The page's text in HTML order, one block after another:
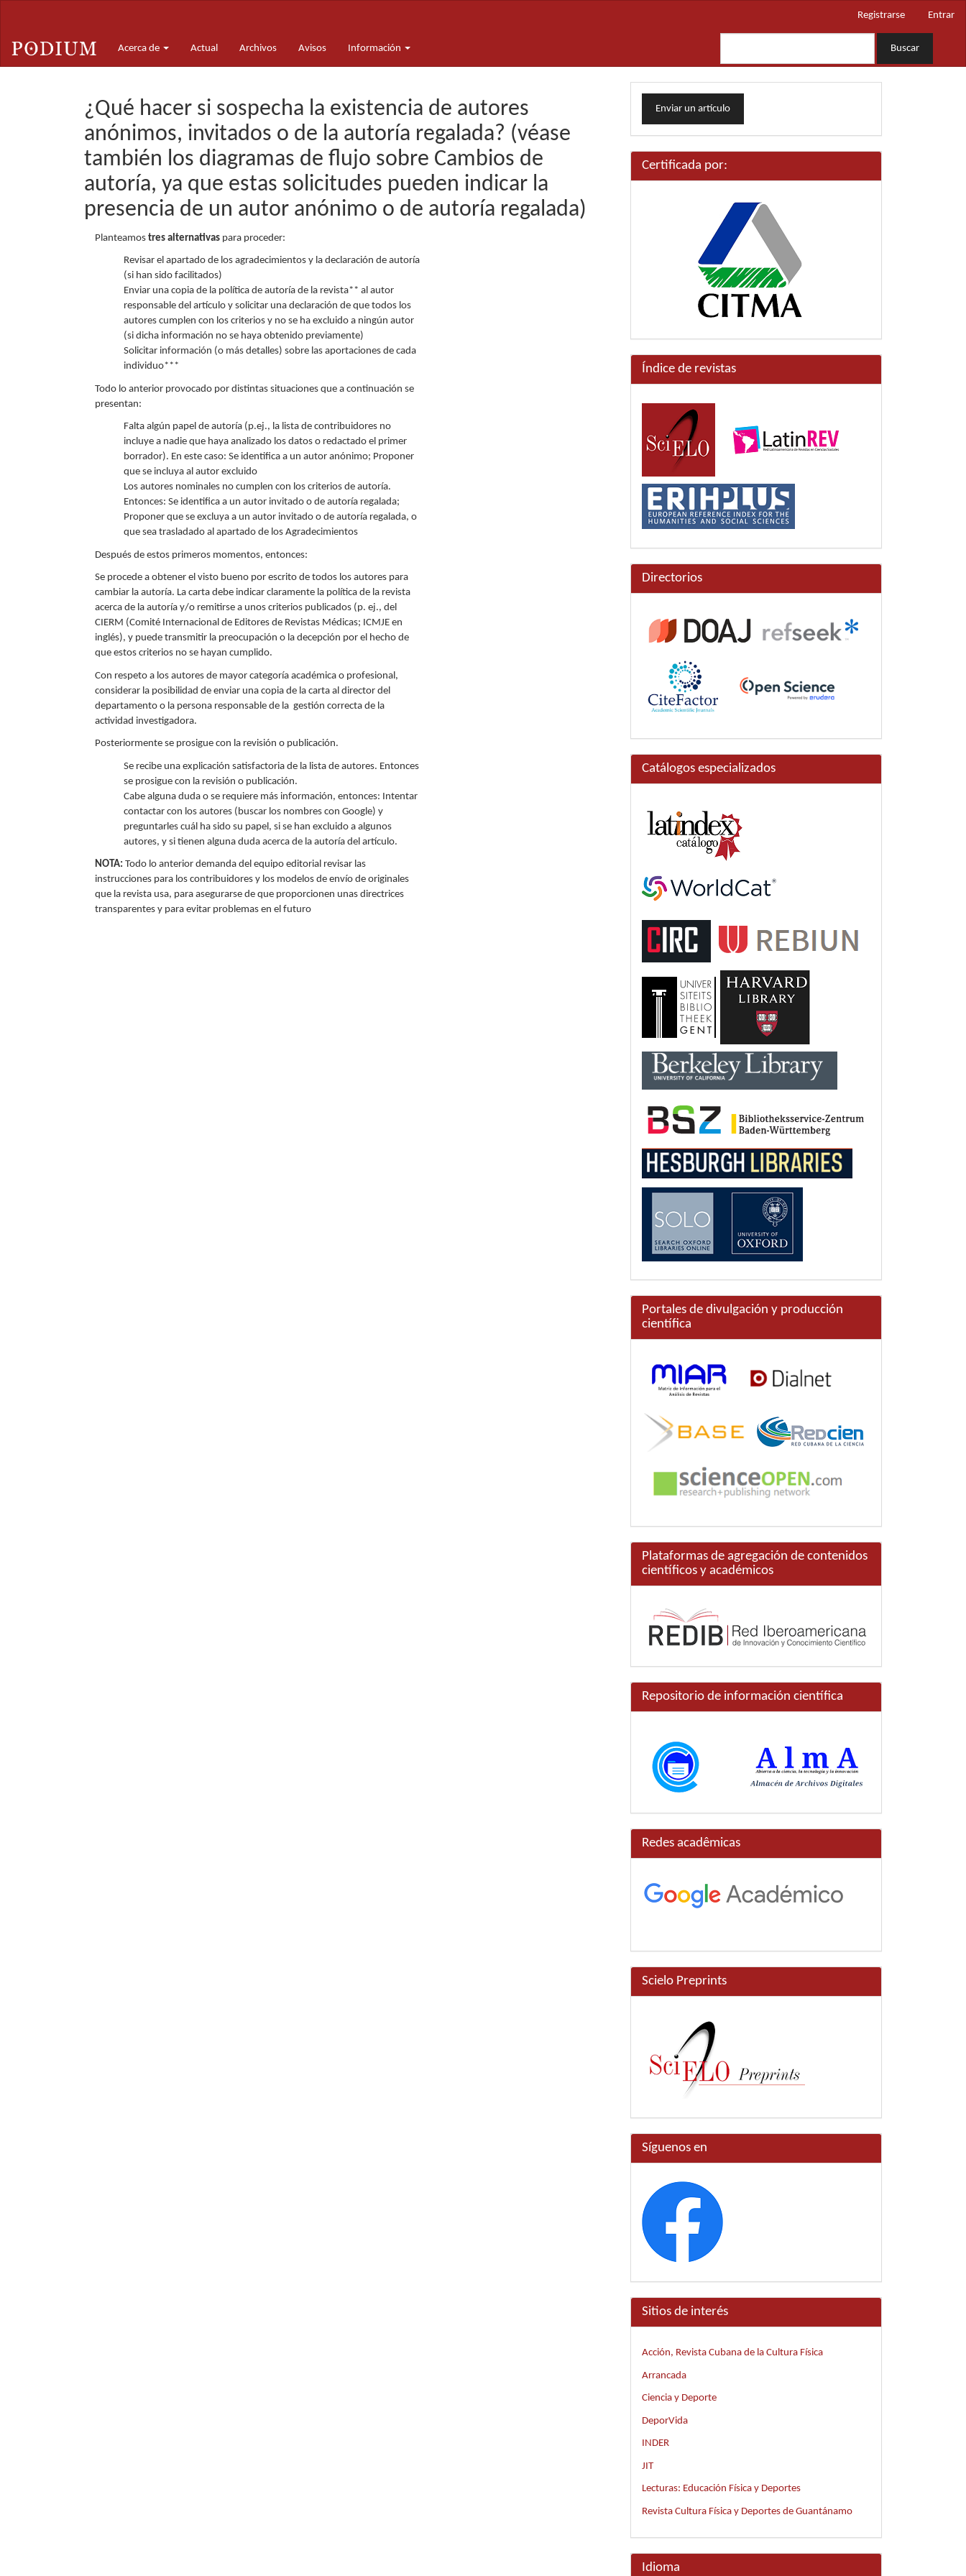
principal
Barra
Registrarse Entrar
Acerca de Actual Archivos Avisos Información Buscar
¿Qué hacer si sospecha la existencia de autores
anónimos, invitados o de la autoría regalada? (véase
también los diagramas de flujo sobre Cambios de
autoría, ya que estas solicitudes pueden indicar la
presencia de un autor anónimo o de autoría regalada)
Planteamos tres alternativas para proceder:
Revisar el apartado de los agradecimientos y la declaración de autoría
(si han sido facilitados)
Enviar una copia de la política de autoría de la revista** al autor
responsable del artículo y solicitar una declaración de que todos los
autores cumplen con los criterios y no se ha excluido a ningún autor
(si dicha información no se haya obtenido previamente)
Solicitar información (o más detalles) sobre las aportaciones de cada
individuo***
Todo lo anterior provocado por distintas situaciones que a continuación se
presentan:
Falta algún papel de autoría (p.ej., la lista de contribuidores no
incluye a nadie que haya analizado los datos o redactado el primer
borrador). En este caso: Se identifica a un autor anónimo; Proponer
que se incluya al autor excluido
Los autores nominales no cumplen con los criterios de autoría.
Entonces: Se identifica a un autor invitado o de autoría regalada;
Proponer que se excluya a un autor invitado o de autoría regalada, o
que sea trasladado al apartado de los Agradecimientos
Después de estos primeros momentos, entonces:
Se procede a obtener el visto bueno por escrito de todos los autores para
cambiar la autoría. La carta debe indicar claramente la política de la revista
acerca de la autoría y/o remitirse a unos criterios publicados (p. ej., del
CIERM (Comité Internacional de Editores de Revistas Médicas; ICMJE en
inglés), y puede transmitir la preocupación o la decepción por el hecho de
que estos criterios no se hayan cumplido.
Con respeto a los autores de mayor categoría académica o profesional,
considerar la posibilidad de enviar una copia de la carta al director del
departamento o la persona responsable de la gestión correcta de la
actividad investigadora.
Posteriormente se prosigue con la revisión o publicación.
Se recibe una explicación satisfactoria de la lista de autores. Entonces
se prosigue con la revisión o publicación.
Cabe alguna duda o se requiere más información, entonces: Intentar
contactar con los autores (buscar los nombres con Google) y
preguntarles cuál ha sido su papel, si se han excluido a algunos
autores, y si tienen alguna duda acerca de la autoría del artículo.
NOTA: Todo lo anterior demanda del equipo editorial revisar las
instrucciones para los contribuidores y los modelos de envío de originales
que la revista usa, para asegurarse de que proporcionen unas directrices
transparentes y para evitar problemas en el futuro
Enviar
unEnviar un artículo
Certificada por:
Índice de revistas
Directorios
Catálogos especializados
Portales de divulgación y producción
científica
Plataformas de agregación de contenidos
científicos y académicos
Repositorio de información científica
Redes acadêmicas
Scielo Preprints
Síguenos en
Sitios de interés
Acción, Revista Cubana de la Cultura Física
Arrancada
Ciencia y Deporte
DeporVida
INDER
JIT
Lecturas: Educación Física y Deportes
Revista Cultura Física y Deportes de Guantánamo
Idioma